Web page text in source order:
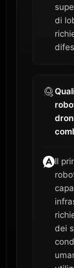
di
Il
dei